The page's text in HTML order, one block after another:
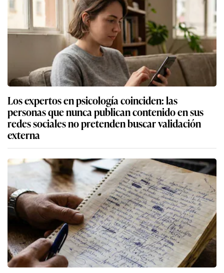
Los expertos en psicología coinciden: las
personas que nunca publican contenido en sus
redes sociales no pretenden buscar validación
externa